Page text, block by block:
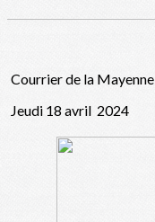
Courrier de la Mayenne
Jeudi 18 avril 2024